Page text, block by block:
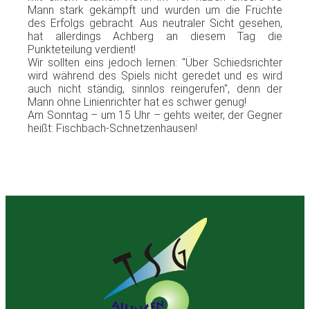
Mann stark gekämpft und wurden um die Früchte
des Erfolgs gebracht. Aus neutraler Sicht gesehen,
hat allerdings Achberg an diesem Tag die
Punkteteilung verdient!
Wir sollten eins jedoch lernen: "Über Schiedsrichter
wird während des Spiels nicht geredet und es wird
auch nicht ständig, sinnlos reingerufen", denn der
Mann ohne Linienrichter hat es schwer genug!
Am Sonntag – um 15 Uhr – gehts weiter, der Gegner
heißt: Fischbach-Schnetzenhausen!